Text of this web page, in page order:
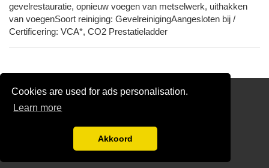
Cookies are used for ads personalisation.
Learn more
Akkoord
gevelrestauratie, opnieuw voegen van metselwerk, uithakken
van voegenSoort reiniging: GevelreinigingAangesloten bij /
Certificering: VCA*, CO2 Prestatieladder
Reinigen Schoorsteen
Links
Gratis Schoorsteenveger Offertes Vergelijken